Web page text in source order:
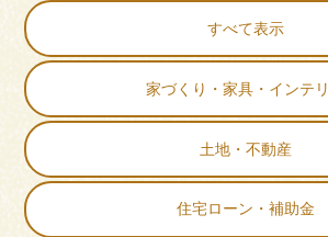
すべて表示
家づくり・家具・インテ
土地・不動産
住宅ローン・補助金